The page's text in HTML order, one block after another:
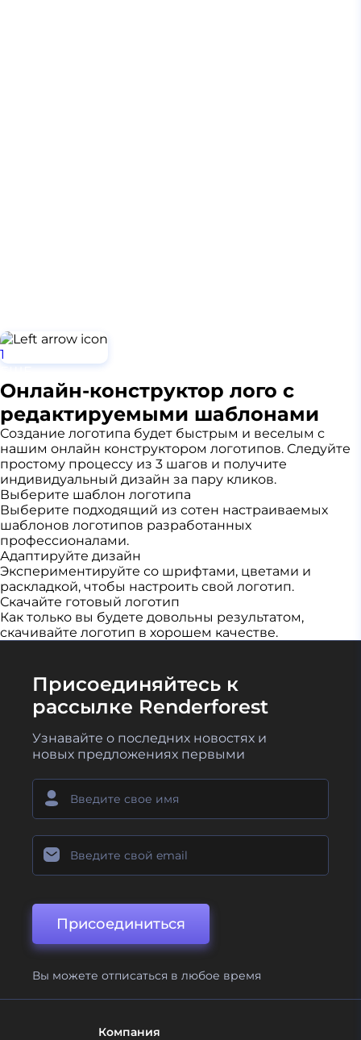
1
2
3
...
6
Онлайн-конструктор лого с
редактируемыми шаблонами
Создание логотипа будет быстрым и веселым с
нашим онлайн конструктором логотипов. Следуйте
простому процессу из 3 шагов и получите
индивидуальный дизайн за пару кликов.
Выберите шаблон логотипа
Выберите подходящий из сотен настраиваемых
шаблонов логотипов разработанных
профессионалами.
Адаптируйте дизайн
Экспериментируйте со шрифтами, цветами и
раскладкой, чтобы настроить свой логотип.
Скачайте готовый логотип
Как только вы будете довольны результатом,
скачивайте логотип в хорошем качестве.
Присоединяйтесь к
рассылке Renderforest
Узнавайте о последних новостях и
новых предложениях первыми
Присоединиться
Вы можете отписаться в любое время
Компания